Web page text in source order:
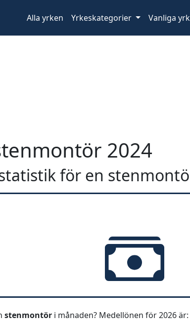
Alla yrken Yrkeskategorier Vanliga
2024
för en
stenmontör i månaden? Medellönen för 2026 är: